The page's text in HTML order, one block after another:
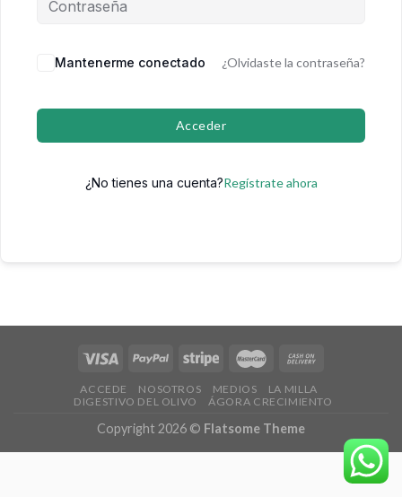
Mantenerme conectado ¿Olvidaste la contraseña?
Acceder
¿No tienes una cuenta?Regístrate ahora
ACCEDE NOSOTROS MEDIOS
LA MILLA
DIGESTIVO DEL OLIVO
ÁGORA CRECIMIENTO
Copyright 2026 © Flatsome Theme